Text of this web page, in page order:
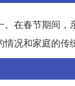
在春节期间
况和家庭的传